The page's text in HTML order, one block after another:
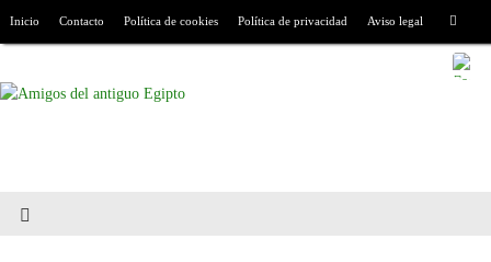
Inicio Contacto Política de cookies Política de privacidad Aviso legal